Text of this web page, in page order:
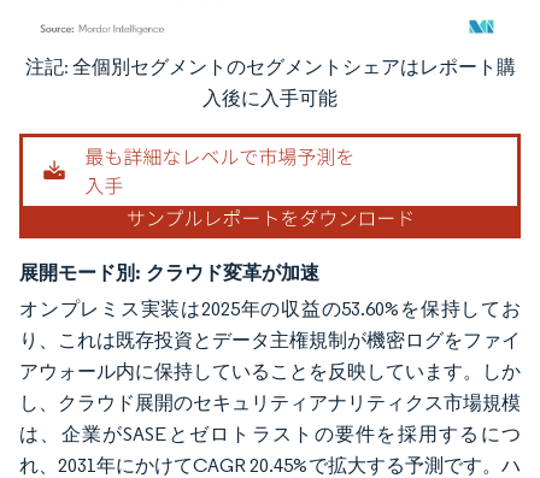
画像 © Mordor Intelligence。再利用にはCC BY 4.0の表示が必要です。
注記: 全個別セグメントのセグメントシェアはレポート購
入後に入手可能
展開モード別: クラウド変革が加速
オンプレミス実装は2025年の収益の53.60%を保持してお
り、これは既存投資とデータ主権規制が機密ログをファイ
アウォール内に保持していることを反映しています。しか
し、クラウド展開のセキュリティアナリティクス市場規模
は、企業がSASEとゼロトラストの要件を採用するにつ
れ、2031年にかけてCAGR 20.45%で拡大する予測です。ハ